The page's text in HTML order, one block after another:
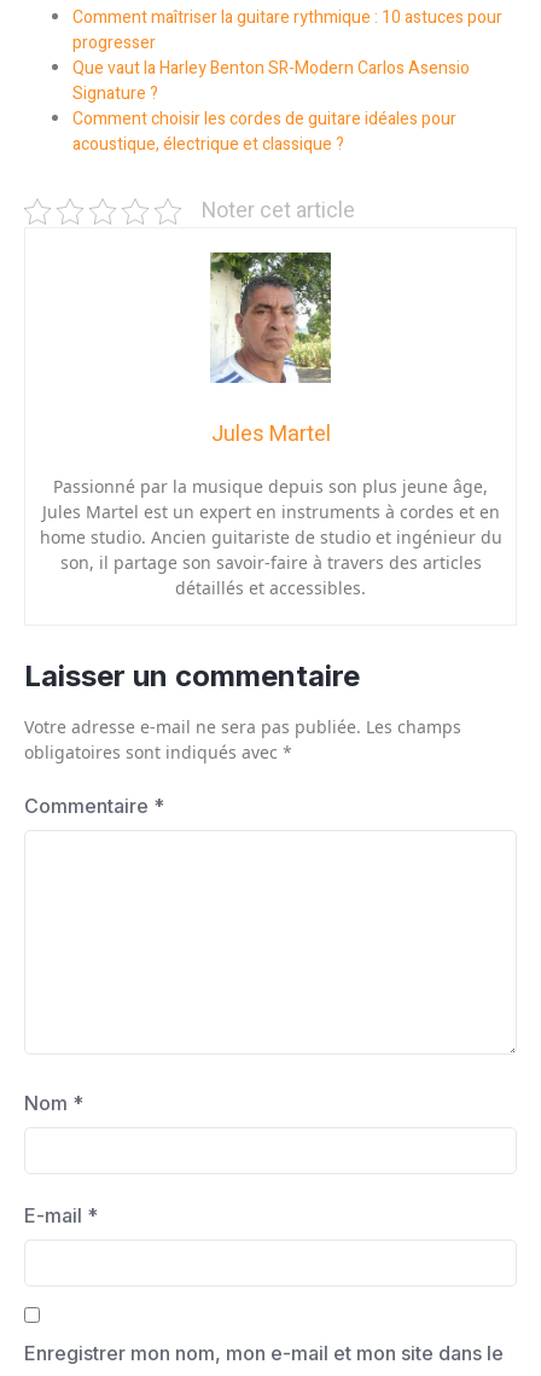
Comment maîtriser la guitare rythmique : 10 astuces pour
progresser
Que vaut la Harley Benton SR-Modern Carlos Asensio
Signature ?
Comment choisir les cordes de guitare idéales pour
acoustique, électrique et classique ?
Noter cet article
Jules Martel
Passionné par la musique depuis son plus jeune âge,
Jules Martel est un expert en instruments à cordes et en
home studio. Ancien guitariste de studio et ingénieur du
son, il partage son savoir-faire à travers des articles
détaillés et accessibles.
Laisser un commentaire
Votre adresse e-mail ne sera pas publiée. Les champs
obligatoires sont indiqués avec *
Commentaire *
Nom *
E-mail *
Enregistrer mon nom, mon e-mail et mon site dans le